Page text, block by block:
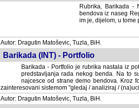
Rubrika, Barikada -
bendova iz naseg
je, dijelom, u tome
Autor: Dragutin Matoševic, Tuzla, BiH.
Barikada (INT) - Portfolio
Barikada - Portfolio je rubrika nastala iz
predstavljanja rada nekog benda. Na to
najcesce od strane demo bendova. Kroz
zainteresovani sistemom "gledaj / analiziraj /
Autor: Dragutin Matoševic, Tuzla, BiH.